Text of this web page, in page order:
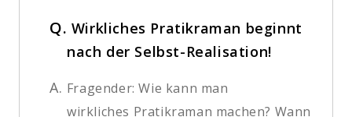
Q. Wirkliches Pratikraman beginnt
nach der Selbst-Realisation!
A. Fragender: Wie kann man
wirkliches Pratikraman machen? Wann